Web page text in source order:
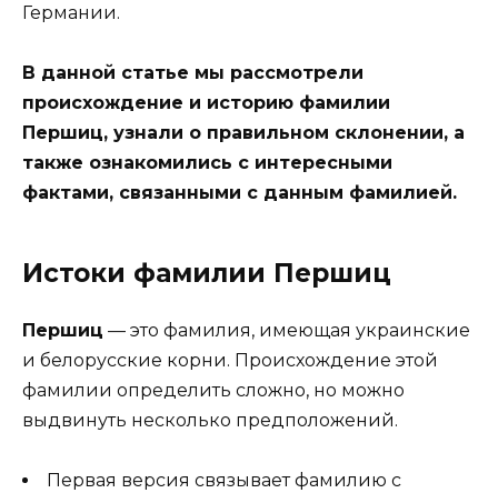
Германии.
В данной статье мы рассмотрели
происхождение и историю фамилии
Першиц, узнали о правильном склонении, а
также ознакомились с интересными
фактами, связанными с данным фамилией.
Истоки фамилии Першиц
Першиц — это фамилия, имеющая украинские
и белорусские корни. Происхождение этой
фамилии определить сложно, но можно
выдвинуть несколько предположений.
Первая версия связывает фамилию с